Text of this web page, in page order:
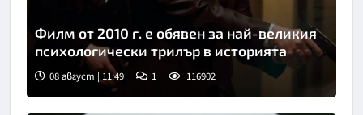
Филм от 2010 г. е обявен за най-великия
психологически трилър в историята
08 август | 11:49 1 116902